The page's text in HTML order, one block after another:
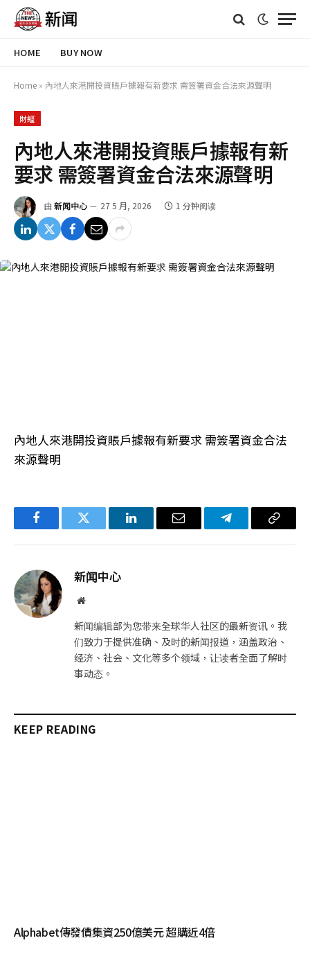
HOME BUY NOW
Home » 內地人來港開投資賬戶據報有新要求 需簽署資金合法來源聲明
財經
內地人來港開投資賬戶據報有新
要求 需簽署資金合法來源聲明
由 新闻中心 27 5 月, 2026 1 分钟阅读
內地人來港開投資賬戶據報有新要求 需簽署資金合法
來源聲明
FacebookTwitter LinkedIn电
Telegram复
新闻中心
网
新闻编辑部为您带来全球华人社区的最新资讯。我
们致力于提供准确、及时的新闻报道，涵盖政治、
经济、社会、文化等多个领域，让读者全面了解时
事动态。
KEEP READING
Alphabet傳發債集資250億美元 超購近4倍